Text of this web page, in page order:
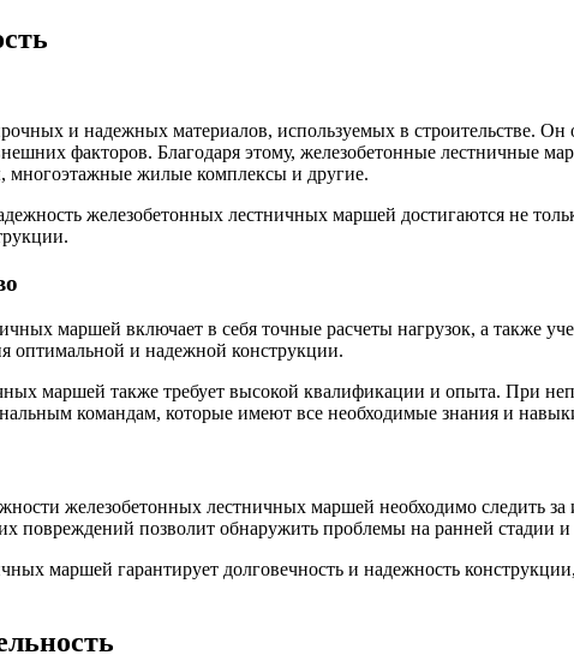
и надежных материалов, используемых в строительстве.
факторов. Благодаря этому, железобетонные лестничные
многоэтажные жилые комплексы и другие.
железобетонных лестничных маршей достигаются не
маршей включает в себя точные расчеты нагрузок, а также
оптимальной и надежной конструкции.
маршей также требует высокой квалификации и опыта. При
командам, которые имеют все необходимые знания и
железобетонных лестничных маршей необходимо следить
повреждений позволит обнаружить проблемы на ранней стадии
маршей гарантирует долговечность и надежность